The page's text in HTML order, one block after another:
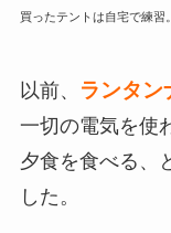
買ったテントは自宅で練習。
以前、 ランタン
一切の電気を使
夕食を食べる、
した。